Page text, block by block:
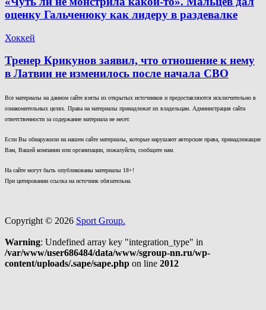
оценку Гальченюку как лидеру в раздевалке
Хоккей
Тренер Крикунов заявил, что отношение к нему
в Латвии не изменилось после начала СВО
Все материалы на данном сайте взяты из открытых источников и предоставляются исключительно в
ознакомительных целях. Права на материалы принадлежат их владельцам. Администрация сайта
ответственности за содержание материала не несет.
Если Вы обнаружили на нашем сайте материалы, которые нарушают авторские права, принадлежащие
Вам, Вашей компании или организации, пожалуйста, сообщите нам.
На сайте могут быть опубликованы материалы 18+!
При цитировании ссылка на источник обязательна.
Copyright © 2026 Sport Group.
Warning: Undefined array key "integration_type" in
/var/www/user686484/data/www/sgroup-nn.ru/wp-
content/uploads/.sape/sape.php on line 2012